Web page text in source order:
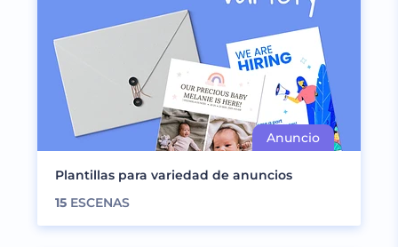
Plantillas para variedad de anuncios
15 ESCENAS